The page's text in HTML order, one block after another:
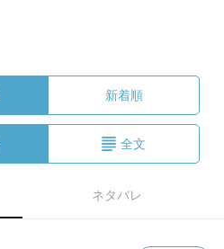
新着順
全文
ネタバレ